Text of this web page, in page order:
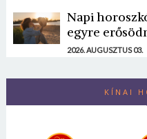
Napi
egyre
2026. AUGUSZTUS 03.
KÍNAI